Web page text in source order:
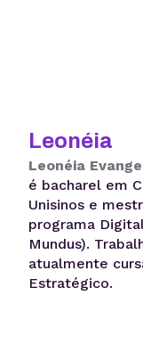
Leonéia
Leonéia
é bacharel em
Unisinos e
programa
Mundus).
atualmente
Estratégico.